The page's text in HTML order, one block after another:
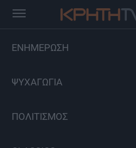
ΕΝΗΜΕΡΩΣΗ
ΨΥΧΑΓΩΓΙΑ
ΠΟΛΙΤΙΣΜΟΣ